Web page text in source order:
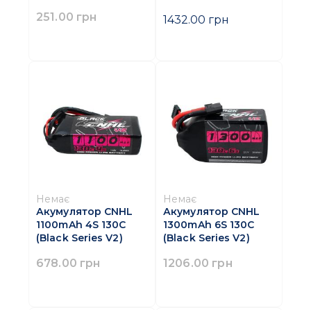
251.00 грн 1432.00 грн
Немає
Акумулятор CNHL
1100mAh 4S 130C
(Black Series V2)
678.00 грн
Немає
Акумулятор CNHL
1300mAh 6S 130C
(Black Series V2)
1206.00 грн